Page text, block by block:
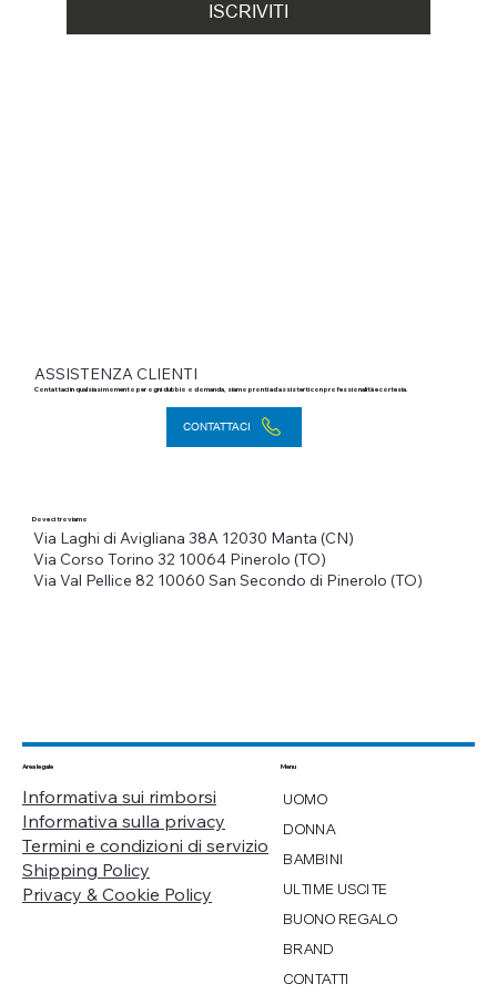
ISCRIVITI
Contattaci in qualsiasi momento per ogni dubbio o domanda, siamo pronti ad assisterti con professionalità e cortesia.
CONTATTACI
ASSISTENZA CLIENTI
Dove ci troviamo
Via Laghi di Avigliana 38A 12030 Manta (CN)
Via Val Pellice 82 10060 San Secondo di Pinerolo (TO)
Via Corso Torino 32 10064 Pinerolo (TO)
Area legale
Informativa sui rimborsi
Informativa sulla privacy
Termini e condizioni di servizio
Shipping Policy
Privacy & Cookie Policy
Menu
UOMO
DONNA
BAMBINI
ULTIME USCITE
BUONO REGALO
BRAND
CONTATTI